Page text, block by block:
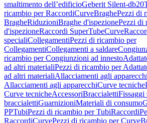
smaltimento dell’edificioGeberit Silent-db20
ricambio per RaccordiCurveBraghePezzi di
BragheRiduzioniBraghe d'ispezionePezzi di
d'ispezioneRaccordi SuperTubeCurve
specialiCollegamentiPezzi di ricambio per
CollegamentiCollegamenti a saldare
ricambio per Congiunzioni ad innesto
ad altri materialiPezzi di ricambio per
ad altri materialiAllacciamenti agli apparecchi
Allacciamenti agli apparecchiCurve tecniche
Curve tecnicheAccessoriBraccialettiFissaggi
braccialettiGuarnizioniMateriali di consumo
PPTubiPezzi di ricambio per TubiRaccordi
RaccordiCurvePezzi di ricambio per Curve